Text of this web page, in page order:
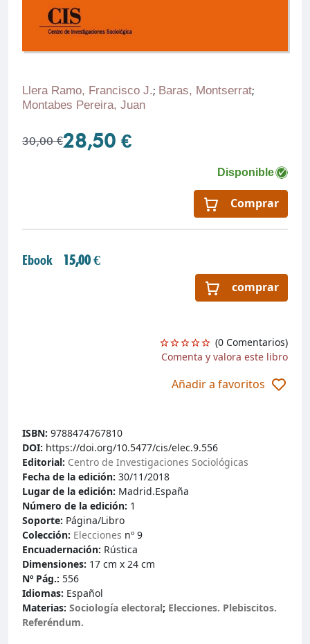
Llera Ramo, Francisco J.; Baras, Montserrat;
Montabes Pereira, Juan
30,00 €28,50 €
Disponible
Comprar
Ebook 15,00 €
comprar
(0 Comentarios)
Comenta y valora este libro
Añadir a favoritos
ISBN: 9788474767810
DOI: https://doi.org/10.5477/cis/elec.9.556
Editorial: Centro de Investigaciones Sociológicas
Fecha de la edición: 30/11/2018
Lugar de la edición: Madrid.España
Número de la edición: 1
Soporte: Página/Libro
Colección: Elecciones nº 9
Encuadernación: Rústica
Dimensiones: 17 cm x 24 cm
Nº Pág.: 556
Idiomas: Español
Materias: Sociología electoral; Elecciones. Plebiscitos.
Referéndum.